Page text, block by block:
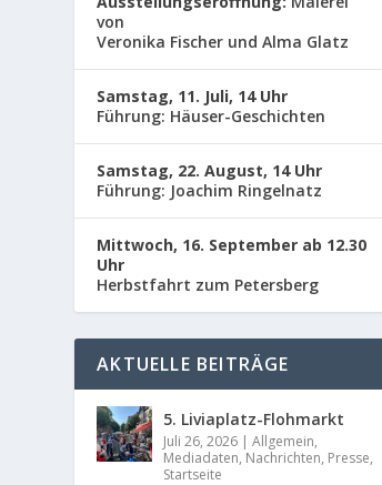
von
Veronika Fischer und Alma Glatz
Samstag, 11. Juli, 14 Uhr
Führung: Häuser-Geschichten
Samstag, 22. August, 14 Uhr
Führung: Joachim Ringelnatz
Mittwoch, 16. September ab 12.30
Uhr
Herbstfahrt zum Petersberg
AKTUELLE BEITRÄGE
5. Liviaplatz-Flohmarkt
Juli 26, 2026 |Allgemein,
Mediadaten, Nachrichten, Presse,
Startseite